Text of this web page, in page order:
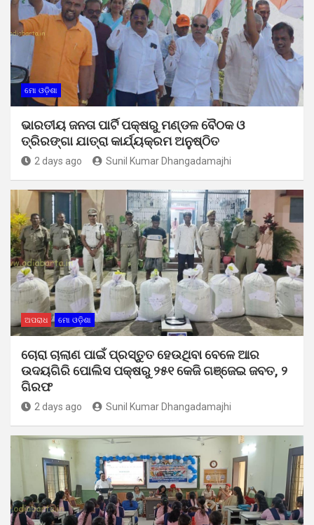
ମୋ ଓଡ଼ିଶା
ଭାରତୀୟ ଜନତା ପାର୍ଟି ପକ୍ଷରୁ ମଣ୍ଡଳ ବୈଠକ ଓ
ତ୍ରିରଙ୍ଗା ଯାତ୍ରା କାର୍ଯ୍ୟକ୍ରମ ଅନୁଷ୍ଠିତ
2 days ago Sunil Kumar Dhangadamajhi
ଅପରାଧ ମୋ ଓଡ଼ିଶା
ଚୋରା ଚାଲାଣ ପାଇଁ ପ୍ରସ୍ତୁତ ହେଉଥିବା ବେଳେ ଆର
ଉଦୟଗିରି ପୋଲିସ ପକ୍ଷରୁ ୨୫୧ କେଜି ଗଞ୍ଜେଇ ଜବତ, ୨
ଗିରଫ
2 days ago Sunil Kumar Dhangadamajhi